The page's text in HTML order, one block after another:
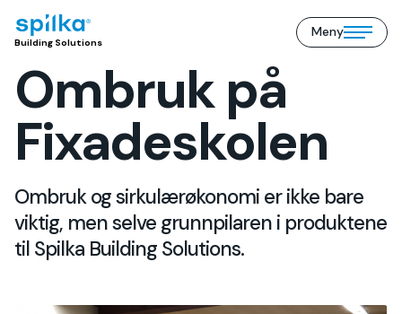
Building
Building Solutions
Meny
Open/close
Ombruk på
Fixadeskolen
Ombruk og sirkulærøkonomi er ikke bare
viktig, men selve grunnpilaren i produktene
til Spilka Building Solutions.